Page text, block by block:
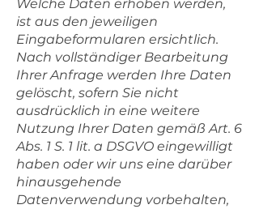
Welche Daten erhoben werden,
ist aus den jeweiligen
Eingabeformularen ersichtlich.
Nach vollständiger Bearbeitung
Ihrer Anfrage werden Ihre Daten
gelöscht, sofern Sie nicht
ausdrücklich in eine weitere
Nutzung Ihrer Daten gemäß Art. 6
Abs. 1 S. 1 lit. a DSGVO eingewilligt
haben oder wir uns eine darüber
hinausgehende
Datenverwendung vorbehalten,